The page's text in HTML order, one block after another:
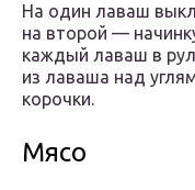
На один лаваш
на второй —
каждый лаваш в
из лаваша над
корочки.
Мясо